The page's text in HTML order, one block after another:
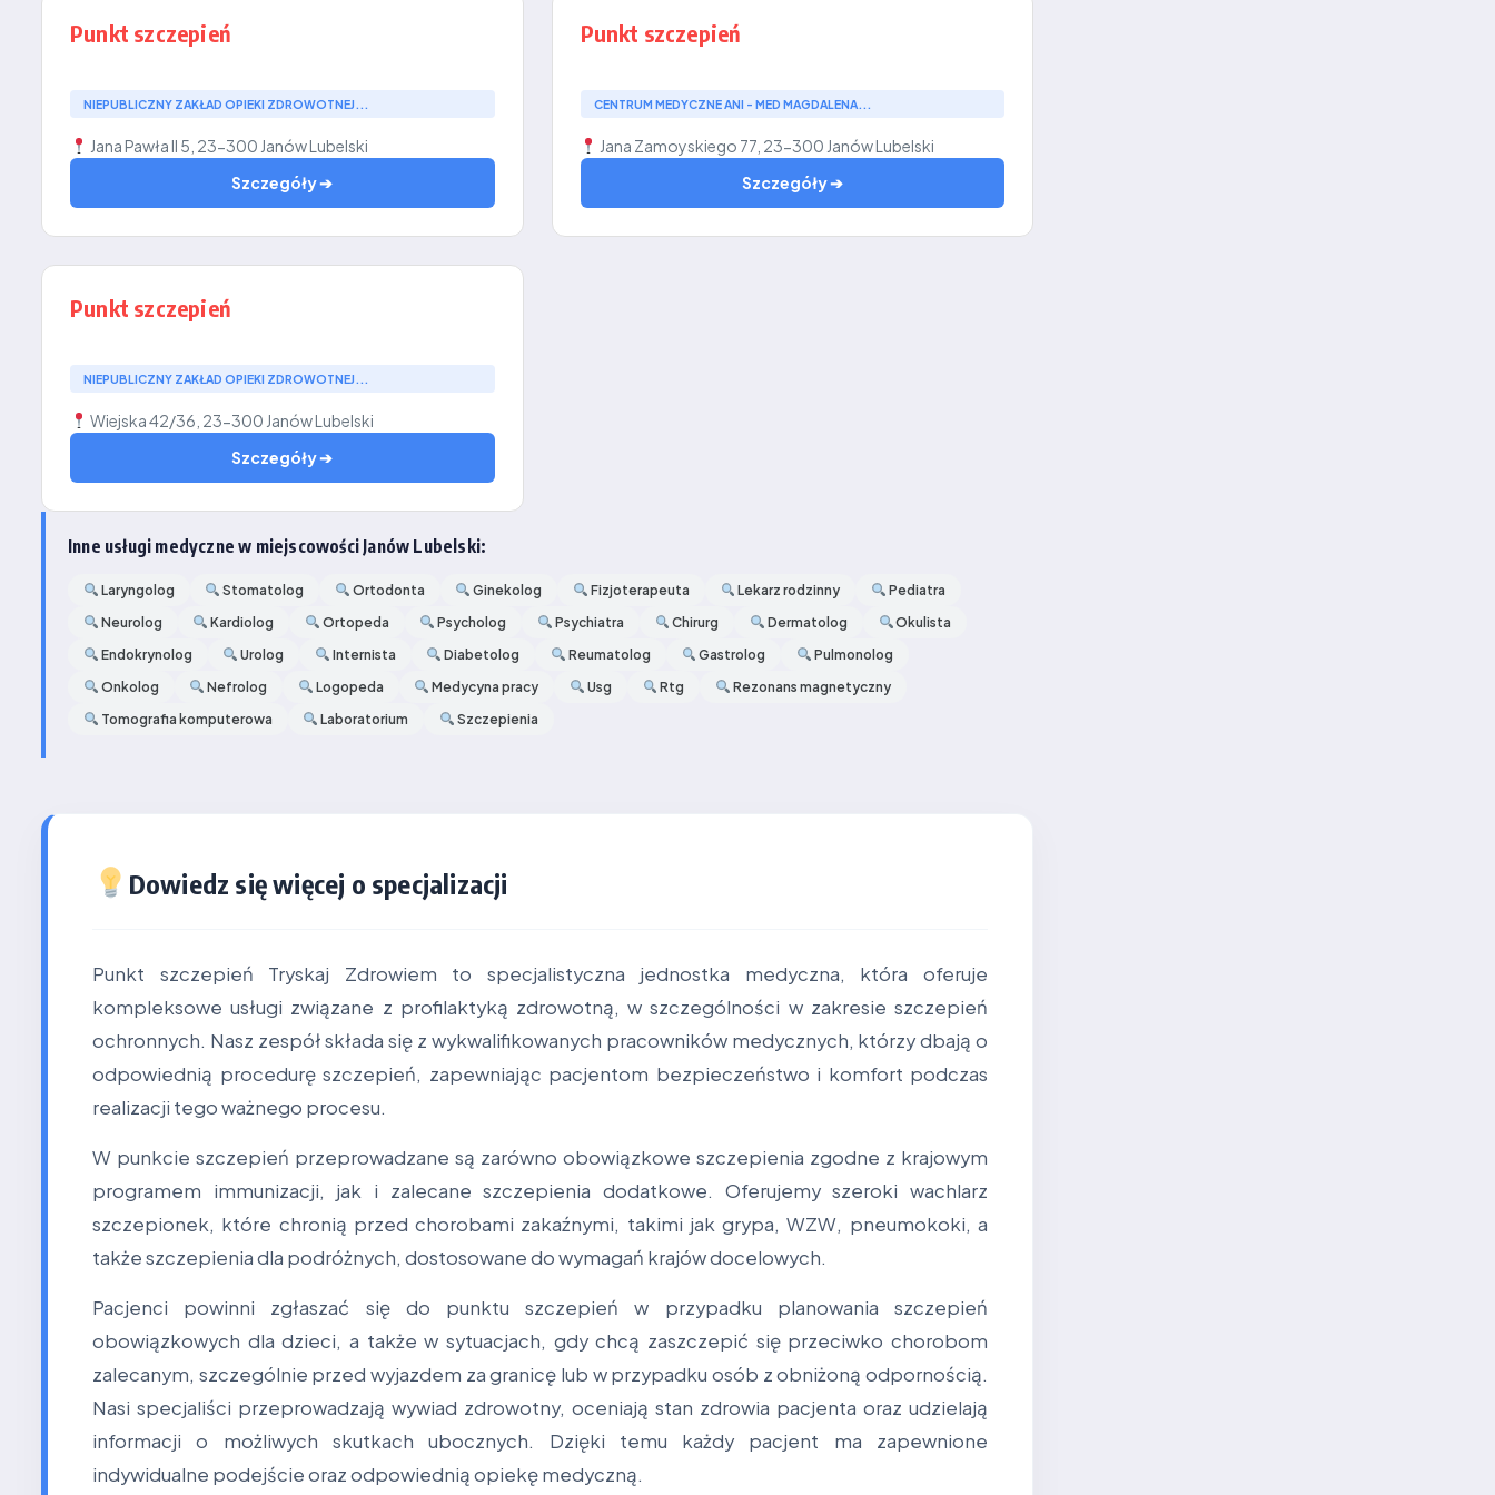
Punkt szczepień
NIEPUBLICZNY ZAKŁAD OPIEKI ZDROWOTNEJ...
Jana Pawła II 5, 23-300 Janów Lubelski
Szczegóły ➔
Punkt szczepień
CENTRUM MEDYCZNE ANI - MED MAGDALENA...
Jana Zamoyskiego 77, 23-300 Janów Lubelski
Szczegóły ➔
Punkt szczepień
NIEPUBLICZNY ZAKŁAD OPIEKI ZDROWOTNEJ...
Wiejska 42/36, 23-300 Janów Lubelski
Szczegóły ➔
Inne usługi medyczne w miejscowości Janów Lubelski:
Laryngolog Stomatolog Ortodonta Ginekolog Fizjoterapeuta Lekarz rodzinny
Pediatra
Neurolog
Kardiolog Ortopeda Psycholog Psychiatra Chirurg Dermatolog
Okulista
Endokrynolog
Urolog Internista Diabetolog Reumatolog Gastrolog
Pulmonolog
Onkolog
Nefrolog Logopeda Medycyna pracy Usg Rtg
Rezonans magnetyczny
Tomografia komputerowa
Laboratorium Szczepienia
Dowiedz się więcej o specjalizacji
Punkt szczepień Tryskaj Zdrowiem to specjalistyczna jednostka medyczna, która oferuje
kompleksowe usługi związane z profilaktyką zdrowotną, w szczególności w zakresie szczepień
ochronnych. Nasz zespół składa się z wykwalifikowanych pracowników medycznych, którzy dbają o
odpowiednią procedurę szczepień, zapewniając pacjentom bezpieczeństwo i komfort podczas
realizacji tego ważnego procesu.
W punkcie szczepień przeprowadzane są zarówno obowiązkowe szczepienia zgodne z krajowym
programem immunizacji, jak i zalecane szczepienia dodatkowe. Oferujemy szeroki wachlarz
szczepionek, które chronią przed chorobami zakaźnymi, takimi jak grypa, WZW, pneumokoki, a
także szczepienia dla podróżnych, dostosowane do wymagań krajów docelowych.
Pacjenci powinni zgłaszać się do punktu szczepień w przypadku planowania szczepień
obowiązkowych dla dzieci, a także w sytuacjach, gdy chcą zaszczepić się przeciwko chorobom
zalecanym, szczególnie przed wyjazdem za granicę lub w przypadku osób z obniżoną odpornością.
Nasi specjaliści przeprowadzają wywiad zdrowotny, oceniają stan zdrowia pacjenta oraz udzielają
informacji o możliwych skutkach ubocznych. Dzięki temu każdy pacjent ma zapewnione
indywidualne podejście oraz odpowiednią opiekę medyczną.